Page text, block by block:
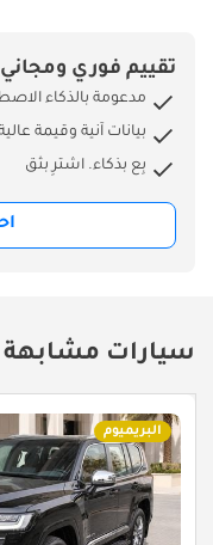
تقييم فوري
مدعومة بالذكاء
بيانات آنية وقيمة
بِع بذكاء. اشترِ بثق
سيارات مشابهة
البريميوم